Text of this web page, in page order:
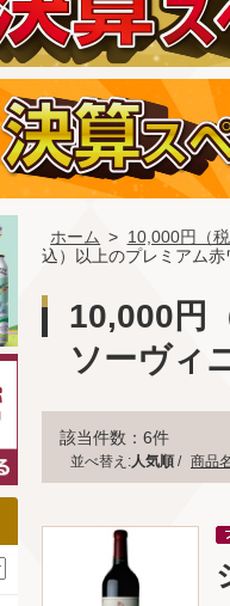
ホーム > 10,000円（
込）以上のプレミアム
10,000円
ソーヴィ
該当件数：6件
並べ替え:人気順 / 商品